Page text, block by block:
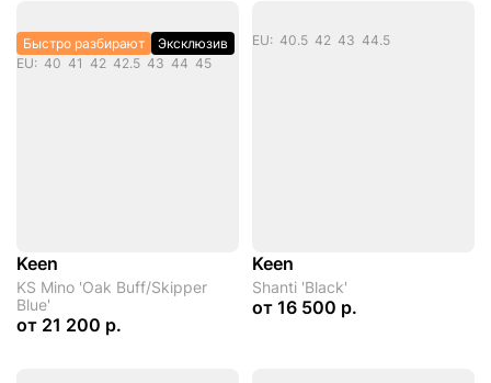
Быстро разбирают
Эксклюзив
EU: 40 41 42 42.5 43 44 45
Keen
KS Mino 'Oak Buff/Skipper
Blue'
от 21 200 р.
EU: 40.5 42 43 44.5
Keen
Shanti 'Black'
от 16 500 р.